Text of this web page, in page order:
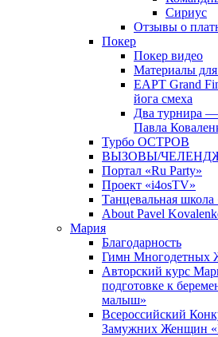
Сириус
Отзывы о
Покер
Покер видео
Материалы
EAPT Grand
йога смеха
Два турнира
Павла
Турбо ОСТРОВ
ВЫЗОВЫ/
Портал «Ru Party»
Проект «i4osTV»
Танцевальная школа
About Pavel
Мария
Благодарность
Гимн Многодетных
Авторский курс
подготовке к
малыш»
Всероссийский
Замужних Женщин